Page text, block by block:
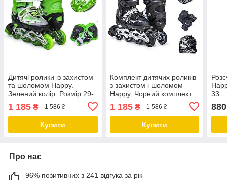
Дитячі ролики із захистом
та шоломом Happy.
Зелений колір. Розмір 29-
1 185 ₴ 1 586 ₴
Купити
Комплект дитячих роликів
з захистом і шоломом
Happy. Чорний комплект.
1 185₴ 1 586 ₴
Купити
33
880
Про нас
96% позитивних з 241 відгука за рік